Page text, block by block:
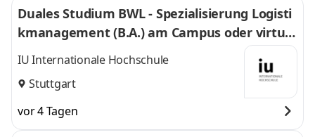
Duales Studium BWL - Spezialisierung Logisti
kmanagement (B.A.) am Campus oder virtuel
l
IU Internationale Hochschule
Stuttgart
vor 4 Tagen